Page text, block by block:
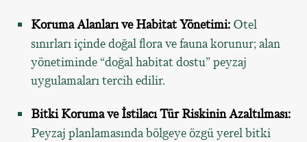
Koruma Alanları ve Habitat Yönetimi: Otel
sınırları içinde doğal flora ve fauna korunur; alan
yönetiminde “doğal habitat dostu” peyzaj
uygulamaları tercih edilir.
Bitki Koruma ve İstilacı Tür Riskinin Azaltılması:
Peyzaj planlamasında bölgeye özgü yerel bitki